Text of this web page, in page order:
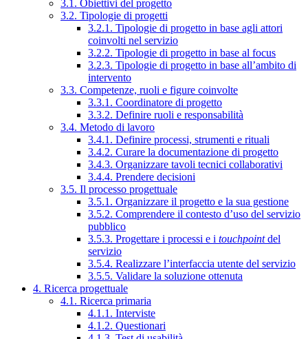
3.1. Obiettivi del progetto
3.2. Tipologie di progetti
3.2.1. Tipologie di progetto in base agli attori
coinvolti nel servizio
3.2.2. Tipologie di progetto in base al focus
3.2.3. Tipologie di progetto in base all’ambito di
intervento
3.3. Competenze, ruoli e figure coinvolte
3.3.1. Coordinatore di progetto
3.3.2. Definire ruoli e responsabilità
3.4. Metodo di lavoro
3.4.1. Definire processi, strumenti e rituali
3.4.2. Curare la documentazione di progetto
3.4.3. Organizzare tavoli tecnici collaborativi
3.4.4. Prendere decisioni
3.5. Il processo progettuale
3.5.1. Organizzare il progetto e la sua gestione
3.5.2. Comprendere il contesto d’uso del servizio
pubblico
3.5.3. Progettare i processi e i touchpointdel
servizio
3.5.4. Realizzare l’interfaccia utente del servizio
3.5.5. Validare la soluzione ottenuta
4. Ricerca progettuale
4.1. Ricerca primaria
4.1.1. Interviste
4.1.2. Questionari